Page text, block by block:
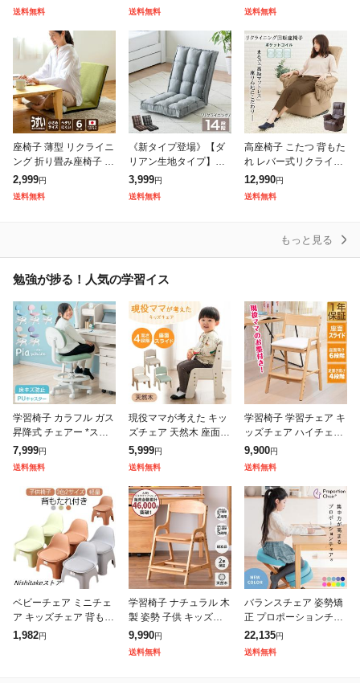
ァブリック チェア リク
送料無料
ソファ ベッド カウチソ
ド
送料無料
クト 厚さ14cm ふかふ
ーテ
送料無料
座椅子 薄型 リクライニ
ング 折り畳み座椅子 日
本製 コンパクト 座面
薄い スリム 国産 一人
2,999円
送料無料
《新タイプ登場》【ダ
リアン生地タイプ】も
こもこ 座椅子 リクライ
ニング 14段階 リクライ
3,999円
送料無料
高座椅子 こたつ 背もた
れ レバー式リクライニ
ング 無段階 コイルスプ
リング 安楽椅子 腰痛
12,990円
送料無料
もっと見る
勉強が捗る！人気の学習イス
学習椅子 カラフル ガス
昇降式 チェアー *ステ
ップ* 学習チェア 学習
イス 学習いす 学童椅子
アー
7,999円
送料無料
現役ママが考えた キッ
ズチェア 天然木 座面ス
ライド 高さ調節 4段 ロ
ータイプ チェア キッズ
習チェ
5,999円
送料無料
学習椅子 学習チェア キ
ッズチェア ハイチェア
チェア 椅子 イス 木製
子供椅子 キッズ 子供
グ 食事
9,900円
送料無料
ベビーチェア ミニチェ
ア キッズチェア 背もた
れ付き ローチェア 豆イ
1,982円
学習椅子 ナチュラル 木
製 姿勢 子供 キッズチ
ェア ハイチェア 学習チ
ェア ダイニングチェア
9,990円
送料無料
バランスチェア 姿勢矯
正 プロポーションチェ
ア 子供 補助クッション
付き おしゃれ かわいい
22,135円
送料無料